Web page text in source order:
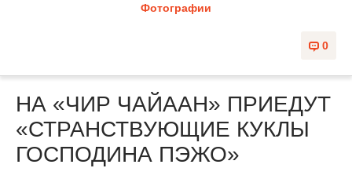
Фотографии
0
НА «ЧИР ЧАЙААН» ПРИЕДУТ
«СТРАНСТВУЮЩИЕ КУКЛЫ
ГОСПОДИНА ПЭЖО»